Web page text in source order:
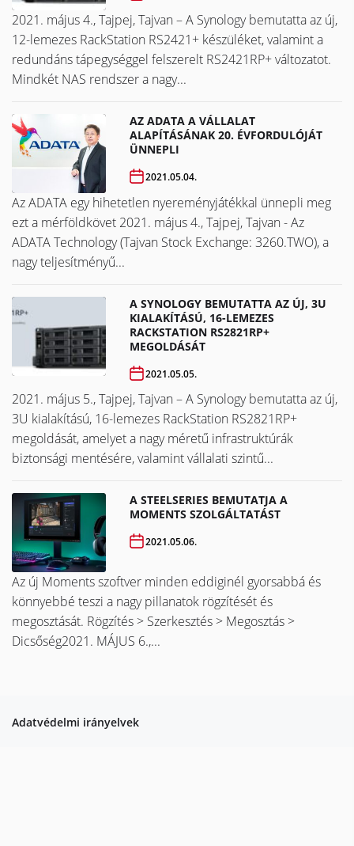
2021. május 4., Tajpej, Tajvan – A Synology bemutatta az új,
12-lemezes RackStation RS2421+ készüléket, valamint a
redundáns tápegységgel felszerelt RS2421RP+ változatot.
Mindkét NAS rendszer a nagy...
AZ ADATA A VÁLLALAT
ALAPÍTÁSÁNAK 20. ÉVFORDULÓJÁT
ÜNNEPLI
2021.05.04.
Az ADATA egy hihetetlen nyereményjátékkal ünnepli meg
ezt a mérföldkövet ​​​​​​​2021. május 4., Tajpej, Tajvan - Az
ADATA Technology (Tajvan Stock Exchange: 3260.TWO), a
nagy teljesítményű...
A SYNOLOGY BEMUTATTA AZ ÚJ, 3U
KIALAKÍTÁSÚ, 16-LEMEZES
RACKSTATION RS2821RP+
MEGOLDÁSÁT
2021.05.05.
2021. május 5., Tajpej, Tajvan – A Synology bemutatta az új,
3U kialakítású, 16-lemezes RackStation RS2821RP+
megoldását, amelyet a nagy méretű infrastruktúrák
biztonsági mentésére, valamint vállalati szintű...
A STEELSERIES BEMUTATJA A
MOMENTS SZOLGÁLTATÁST
2021.05.06.
Az új Moments szoftver minden eddiginél gyorsabbá és
könnyebbé teszi a nagy pillanatok rögzítését és
megosztását. Rögzítés > Szerkesztés > Megosztás >
Dicsőség2021. MÁJUS 6.,...
Adatvédelmi irányelvek